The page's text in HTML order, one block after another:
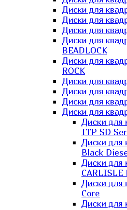
Диски для
Диски для
Диски для
Диски для
BEADLOCK
Диски для
ROCK
Диски для
Диски для
Диски для
Диски для
Диски для
ITP SD
Диски для
Black
Диски для
CARLISLE
Диски для
Core
Диски для